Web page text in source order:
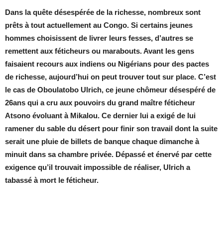
Dans la quête désespérée de la richesse, nombreux sont
prêts à tout actuellement au Congo. Si certains jeunes
hommes choisissent de livrer leurs fesses, d’autres se
remettent aux féticheurs ou marabouts. Avant les gens
faisaient recours aux indiens ou Nigérians pour des pactes
de richesse, aujourd’hui on peut trouver tout sur place. C’est
le cas de Oboulatobo Ulrich, ce jeune chômeur désespéré de
26ans qui a cru aux pouvoirs du grand maître féticheur
Atsono évoluant à Mikalou. Ce dernier lui a exigé de lui
ramener du sable du désert pour finir son travail dont la suite
serait une pluie de billets de banque chaque dimanche à
minuit dans sa chambre privée. Dépassé et énervé par cette
exigence qu’il trouvait impossible de réaliser, Ulrich a
tabassé à mort le féticheur.